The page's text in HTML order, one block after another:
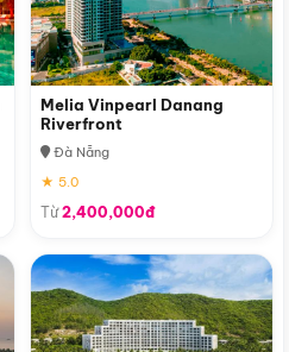
Melia Vinpearl Danang
Riverfront
Đà Nẵng
★ 5.0
Từ2,400,000đ